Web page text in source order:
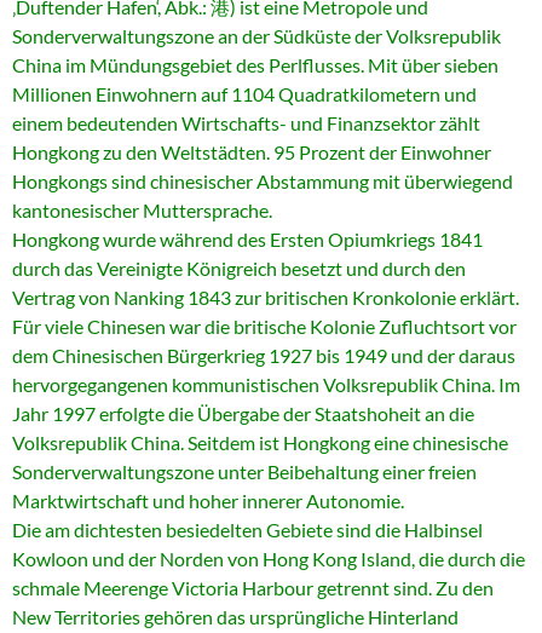
‚Duftender Hafen‘, Abk.: 港) ist eine Metropole und
Sonderverwaltungszone an der Südküste der Volksrepublik
China im Mündungsgebiet des Perlflusses. Mit über sieben
Millionen Einwohnern auf 1104 Quadratkilometern und
einem bedeutenden Wirtschafts- und Finanzsektor zählt
Hongkong zu den Weltstädten. 95 Prozent der Einwohner
Hongkongs sind chinesischer Abstammung mit überwiegend
kantonesischer Muttersprache.
Hongkong wurde während des Ersten Opiumkriegs 1841
durch das Vereinigte Königreich besetzt und durch den
Vertrag von Nanking 1843 zur britischen Kronkolonie erklärt.
Für viele Chinesen war die britische Kolonie Zufluchtsort vor
dem Chinesischen Bürgerkrieg 1927 bis 1949 und der daraus
hervorgegangenen kommunistischen Volksrepublik China. Im
Jahr 1997 erfolgte die Übergabe der Staatshoheit an die
Volksrepublik China. Seitdem ist Hongkong eine chinesische
Sonderverwaltungszone unter Beibehaltung einer freien
Marktwirtschaft und hoher innerer Autonomie.
Die am dichtesten besiedelten Gebiete sind die Halbinsel
Kowloon und der Norden von Hong Kong Island, die durch die
schmale Meerenge Victoria Harbour getrennt sind. Zu den
New Territories gehören das ursprüngliche Hinterland